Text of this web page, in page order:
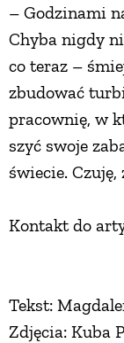
– Godzinami
Chyba nigdy
co teraz –
zbudować
pracownię, w
szyć swoje
świecie. Czuję,
Kontakt do
Tekst:
Zdjęcia: Kuba